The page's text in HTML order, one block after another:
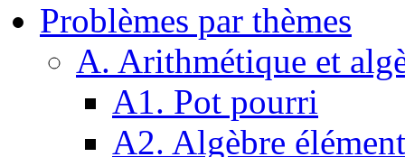
Problèmes par thèmes
A. Arithmétique et
A1. Pot pourri
A2. Algèbre